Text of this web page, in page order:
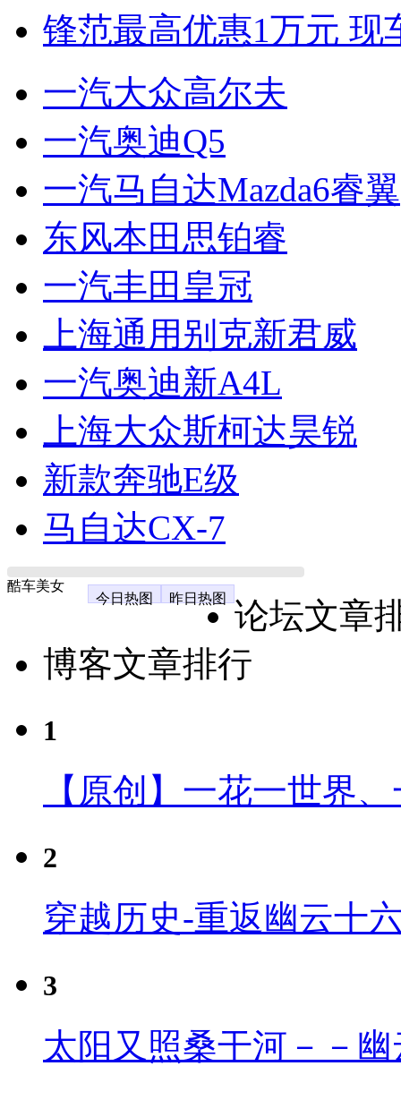
锋范最高优惠1万元 现
一汽大众高尔夫
一汽奥迪Q5
一汽马自达Mazda6睿翼
东风本田思铂睿
一汽丰田皇冠
上海通用别克新君威
一汽奥迪新A4L
上海大众斯柯达昊锐
新款奔驰E级
马自达CX-7
酷车美女
今日热图
昨日热图
论坛文章
博客文章排行
1
【原创】一花一世界
2
穿越历史-重返幽云十
3
太阳又照桑干河－－